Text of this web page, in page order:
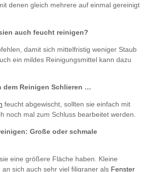
denen gleich mehrere auf einmal gereinigt
auch feucht reinigen?
damit sich mittelfristig weniger Staub
ein mildes Reinigungsmittel kann dazu
dem Reinigen Schlieren …
feucht abgewischt, sollten sie einfach mit
noch mal zum Schluss bearbeitet werden.
Große oder schmale
eine größere Fläche haben. Kleine
sich auch sehr viel filigraner als Fenster